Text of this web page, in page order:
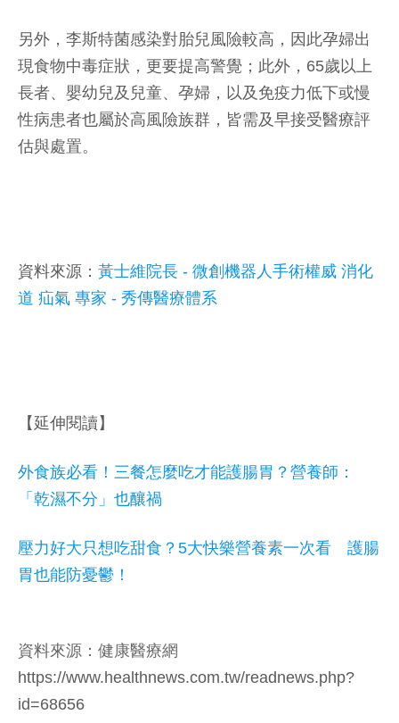
另外，李斯特菌感染對胎兒風險較高，因此孕婦出
現食物中毒症狀，更要提高警覺；此外，65歲以上
長者、嬰幼兒及兒童、孕婦，以及免疫力低下或慢
性病患者也屬於高風險族群，皆需及早接受醫療評
估與處置。
資料來源： 黃士維院長 - 微創機器人手術權威 消化
道 疝氣 專家 - 秀傳醫療體系
【延伸閱讀】
外食族必看！三餐怎麼吃才能護腸胃？營養師：
「乾濕不分」也釀禍
壓力好大只想吃甜食？5大快樂營養素一次看 護腸
胃也能防憂鬱！
資料來源：健康醫療網
https://www.healthnews.com.tw/readnews.php?
id=68656